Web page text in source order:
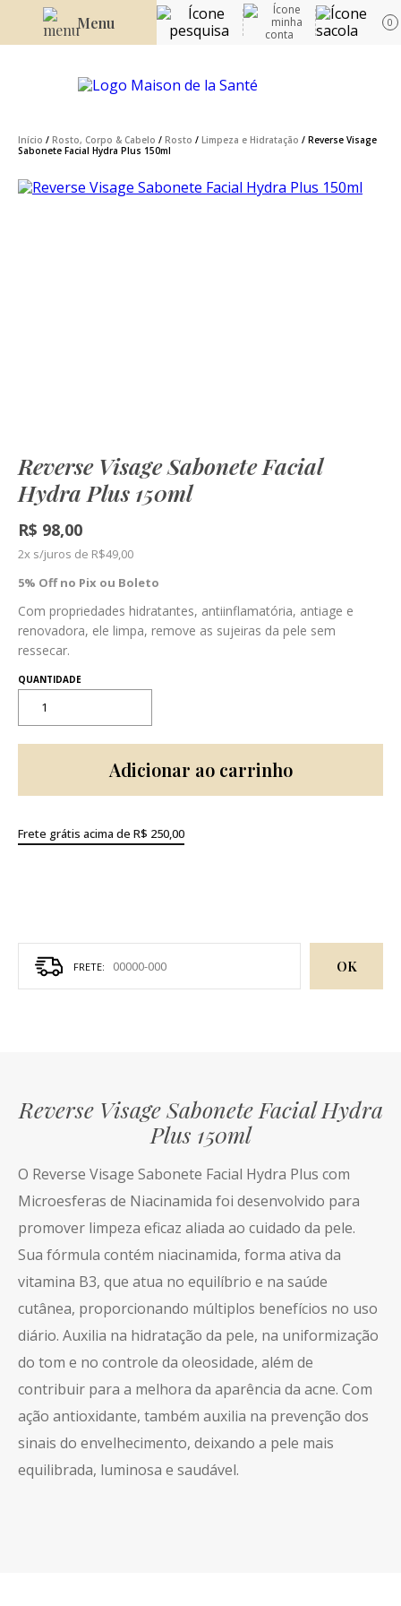
Menu 0
Início / Rosto, Corpo & Cabelo / Rosto / Limpeza e Hidratação / Reverse Visage
Sabonete Facial Hydra Plus 150ml
Reverse Visage Sabonete Facial
Hydra Plus 150ml
R$ 98,00
2x s/juros de R$49,00
5% Off no Pix ou Boleto
Com propriedades hidratantes, antiinflamatória, antiage e
renovadora, ele limpa, remove as sujeiras da pele sem
ressecar.
Adicionar ao carrinho
Frete grátis acima de R$ 250,00
OK
Reverse Visage Sabonete Facial Hydra
Plus 150ml
O Reverse Visage Sabonete Facial Hydra Plus com
Microesferas de Niacinamida foi desenvolvido para
promover limpeza eficaz aliada ao cuidado da pele.
Sua fórmula contém niacinamida, forma ativa da
vitamina B3, que atua no equilíbrio e na saúde
cutânea, proporcionando múltiplos benefícios no uso
diário. Auxilia na hidratação da pele, na uniformização
do tom e no controle da oleosidade, além de
contribuir para a melhora da aparência da acne. Com
ação antioxidante, também auxilia na prevenção dos
sinais do envelhecimento, deixando a pele mais
equilibrada, luminosa e saudável.